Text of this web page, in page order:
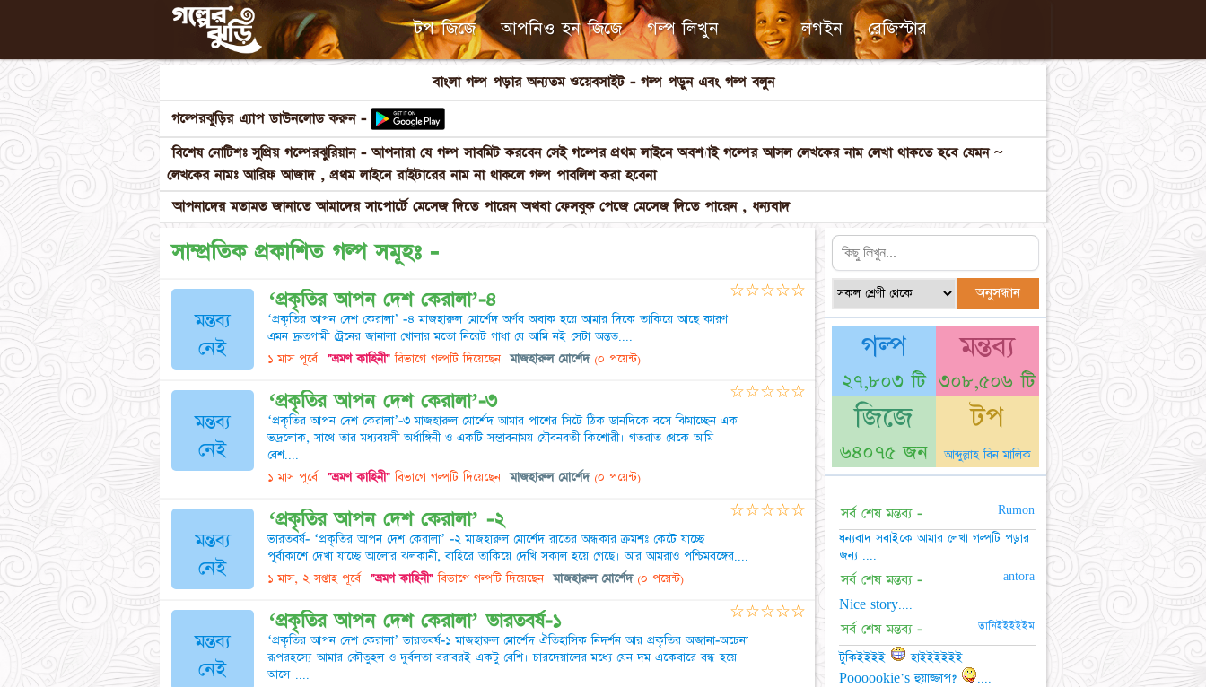
টপ জিজে আপনিও হন জিজে গল্প লিখুন লগইন রেজিস্টার
বাংলা গল্প পড়ার অন্যতম ওয়েবসাইট - গল্প পড়ুন এবং গল্প বলুন
গল্পেরঝুড়ির এ্যাপ ডাউনলোড করুন -
বিশেষ নোটিশঃ সুপ্রিয় গল্পেরঝুরিয়ান - আপনারা যে গল্প সাবমিট করবেন সেই গল্পের প্রথম লাইনে অবশ্যাই গল্পের আসল লেখকের নাম লেখা থাকতে হবে যেমন ~
লেখকের নামঃ আরিফ আজাদ , প্রথম লাইনে রাইটারের নাম না থাকলে গল্প পাবলিশ করা হবেনা
আপনাদের মতামত জানাতে আমাদের সাপোর্টে মেসেজ দিতে পারেন অথবা ফেসবুক পেজে মেসেজ দিতে পারেন , ধন্যবাদ
সাম্প্রতিক প্রকাশিত গল্প সমূহঃ -
মন্তব্য
নেই
‘প্রকৃতির আপন দেশ কেরালা’-৪
‘প্রকৃতির আপন দেশ কেরালা’ -৪ মাজহারুল মোর্শেদ অর্ণব অবাক হয়ে আমার দিকে তাকিয়ে আছে কারণ
এমন দ্রুতগামী ট্রেনের জানালা খোলার মতো নিরেট গাধা যে আমি নই সেটা অন্তত....
১ মাস পূর্বে "ভ্রমণ কাহিনী"বিভাগে গল্পটি দিয়েছেন মাজহারুল মোর্শেদ(০ পয়েন্ট)
☆☆☆☆☆
মন্তব্য
নেই
‘প্রকৃতির আপন দেশ কেরালা’-৩
‘প্রকৃতির আপন দেশ কেরালা’-৩ মাজহারুল মোর্শেদ আমার পাশের সিটে ঠিক ডানদিকে বসে ঝিমাচ্ছেন এক
ভদ্রলোক, সাথে তার মধ্যবয়সী অর্ধাঙ্গিনী ও একটি সম্ভাবনাময় যৌবনবতী কিশোরী। গতরাত থেকে আমি
বেশ....
১ মাস পূর্বে "ভ্রমণ কাহিনী"বিভাগে গল্পটি দিয়েছেন মাজহারুল মোর্শেদ(০ পয়েন্ট)
☆☆☆☆☆
মন্তব্য
নেই
‘প্রকৃতির আপন দেশ কেরালা’ -২
ভারতবর্ষ- ‘প্রকৃতির আপন দেশ কেরালা’ -২ মাজহারুল মোর্শেদ রাতের অন্ধকার ক্রমশঃ কেটে যাচ্ছে
পূর্বাকাশে দেখা যাচ্ছে আলোর ঝলকানী, বাহিরে তাকিয়ে দেখি সকাল হয়ে গেছে। আর আমরাও পশ্চিমবঙ্গের....
১ মাস, ২ সপ্তাহ পূর্বে "ভ্রমণ কাহিনী"বিভাগে গল্পটি দিয়েছেন মাজহারুল মোর্শেদ(০ পয়েন্ট)
☆☆☆☆☆
মন্তব্য
নেই
‘প্রকৃতির আপন দেশ কেরালা’ ভারতবর্ষ-১
‘প্রকৃতির আপন দেশ কেরালা’ ভারতবর্ষ-১ মাজহারুল মোর্শেদ ঐতিহাসিক নিদর্শন আর প্রকৃতির অজানা-অচেনা
রূপরহস্যে আমার কৌতুহল ও দুর্বলতা বরাবরই একটু বেশি। চারদেয়ালের মধ্যে যেন দম একেবারে বন্ধ হয়ে
আসে।....
☆☆☆☆☆
গল্প
২৭,৮০৩ টি
মন্তব্য
৩০৮,৫০৬ টি
জিজে
৬৪০৭৫ জন
টপ
আব্দুল্লাহ বিন মালিক
সর্ব শেষ মন্তব্য - Rumon
ধন্যবাদ সবাইকে আমার লেখা গল্পটি পড়ার
জন্য ....
সর্ব শেষ মন্তব্য - antora
Nice story....
সর্ব শেষ মন্তব্য - তানিইইইইইম
টুকিইইইই
হাইইইইইই
Poooookie's হুয়াজ্জাপ?
....